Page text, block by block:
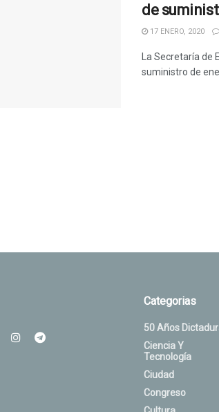
de
17 ENERO, 2020
La Secretaría de
suministro de
Categorias
50 Años
Ciencia Y
Tecnología
Ciudad
Congreso